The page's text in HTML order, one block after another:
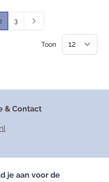
lees momenteel pagina
Pagina
3
Toon
& Contact
je aan voor de